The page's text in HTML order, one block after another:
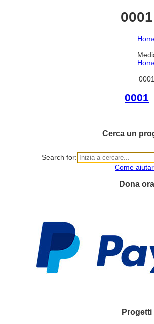
0001
0001
0001
Cerca un
Search for:
Come
Dona ora
Progetti